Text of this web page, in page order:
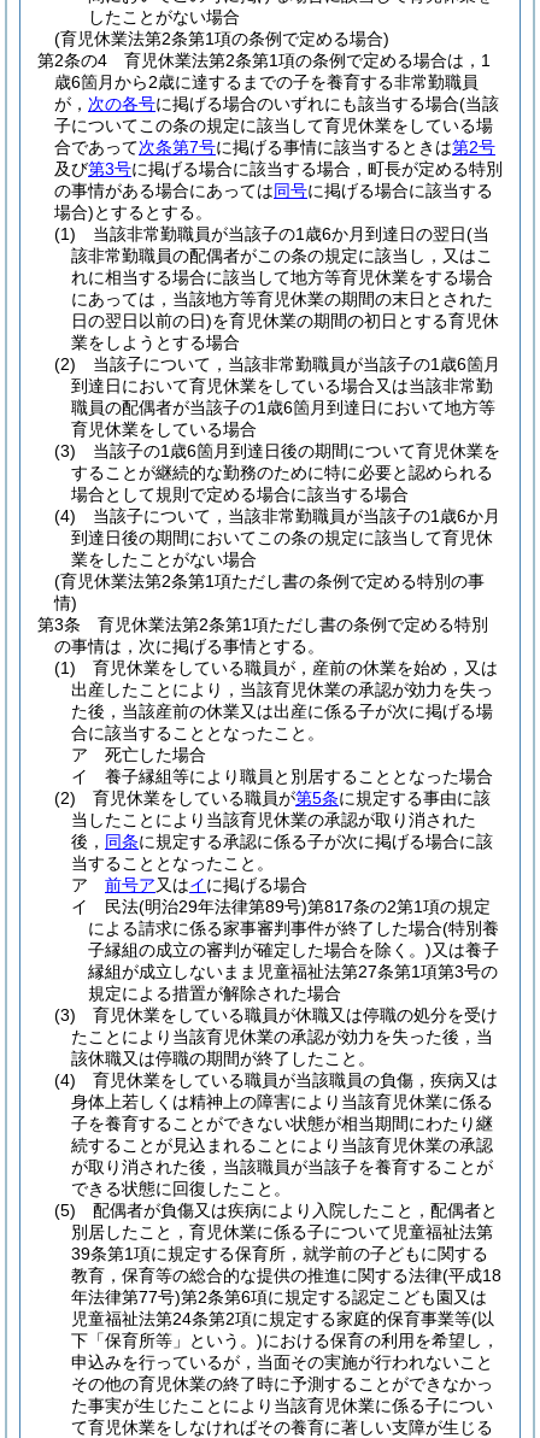
したことがない場合
(育児休業法第2条第1項の条例で定める場合)
第2条の4
育児休業法第2条第1項の条例で定める場合は，1
歳6箇月から2歳に達するまでの子を養育する非常勤職員
が， 次の各号に掲げる場合のいずれにも該当する場合(当該
子についてこの条の規定に該当して育児休業をしている場
合であって次条第7号に掲げる事情に該当するときは第2号
及び第3号に掲げる場合に該当する場合，町長が定める特別
の事情がある場合にあっては同号に掲げる場合に該当する
場合)とするとする。
(1)
当該非常勤職員が当該子の1歳6か月到達日の翌日(当
該非常勤職員の配偶者がこの条の規定に該当し，又はこ
れに相当する場合に該当して地方等育児休業をする場合
にあっては，当該地方等育児休業の期間の末日とされた
日の翌日以前の日)を育児休業の期間の初日とする育児休
業をしようとする場合
(2)
当該子について，当該非常勤職員が当該子の1歳6箇月
到達日において育児休業をしている場合又は当該非常勤
職員の配偶者が当該子の1歳6箇月到達日において地方等
育児休業をしている場合
(3)
当該子の1歳6箇月到達日後の期間について育児休業を
することが継続的な勤務のために特に必要と認められる
場合として規則で定める場合に該当する場合
(4)
当該子について，当該非常勤職員が当該子の1歳6か月
到達日後の期間においてこの条の規定に該当して育児休
業をしたことがない場合
(育児休業法第2条第1項ただし書の条例で定める特別の事
情)
第3条
育児休業法第2条第1項ただし書の条例で定める特別
の事情は，次に掲げる事情とする。
(1)
育児休業をしている職員が，産前の休業を始め，又は
出産したことにより，当該育児休業の承認が効力を失っ
た後，当該産前の休業又は出産に係る子が次に掲げる場
合に該当することとなったこと。
ア
死亡した場合
イ
養子縁組等により職員と別居することとなった場合
(2)
育児休業をしている職員が第5条に規定する事由に該
当したことにより当該育児休業の承認が取り消された
後， 同条に規定する承認に係る子が次に掲げる場合に該
当することとなったこと。
ア
前号ア又はイに掲げる場合
イ
民法(明治29年法律第89号)第817条の2第1項の規定
による請求に係る家事審判事件が終了した場合(特別養
子縁組の成立の審判が確定した場合を除く。)又は養子
縁組が成立しないまま児童福祉法第27条第1項第3号の
規定による措置が解除された場合
(3)
育児休業をしている職員が休職又は停職の処分を受け
たことにより当該育児休業の承認が効力を失った後，当
該休職又は停職の期間が終了したこと。
(4)
育児休業をしている職員が当該職員の負傷，疾病又は
身体上若しくは精神上の障害により当該育児休業に係る
子を養育することができない状態が相当期間にわたり継
続することが見込まれることにより当該育児休業の承認
が取り消された後，当該職員が当該子を養育することが
できる状態に回復したこと。
(5)
配偶者が負傷又は疾病により入院したこと，配偶者と
別居したこと，育児休業に係る子について児童福祉法第
39条第1項に規定する保育所，就学前の子どもに関する
教育，保育等の総合的な提供の推進に関する法律(平成18
年法律第77号)第2条第6項に規定する認定こども園又は
児童福祉法第24条第2項に規定する家庭的保育事業等(以
下「保育所等」という。)における保育の利用を希望し，
申込みを行っているが，当面その実施が行われないこと
その他の育児休業の終了時に予測することができなかっ
た事実が生じたことにより当該育児休業に係る子につい
て育児休業をしなければその養育に著しい支障が生じる